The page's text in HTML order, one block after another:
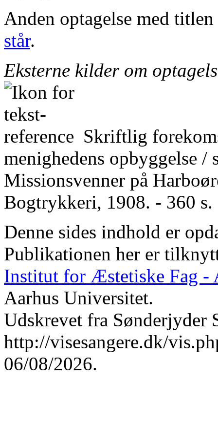
Anden optagelse med titlen
står.
Eksterne kilder om
Skriftlig
menighedens opbyggelse /
Missionsvenner på
Bogtrykkeri, 1908. - 360 s.
Denne sides indhold er
Publikationen her er
Institut for Æstetiske Fag -
Aarhus Universitet.
Udskrevet fra Sønderjyder
http://visesangere.dk/
06/08/2026.